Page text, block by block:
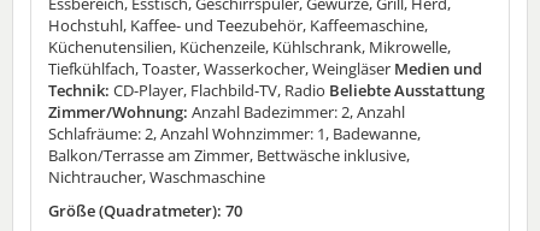
Hochstuhl, Kaffee- und Teezubehör, Kaffeemaschine,
Küchenutensilien, Küchenzeile, Kühlschrank, Mikrowelle,
Tiefkühlfach, Toaster, Wasserkocher, Weingläser Medien und
Technik: CD-Player, Flachbild-TV, Radio Beliebte Ausstattung
Zimmer/Wohnung: Anzahl Badezimmer: 2, Anzahl
Schlafräume: 2, Anzahl Wohnzimmer: 1, Badewanne,
Balkon/Terrasse am Zimmer, Bettwäsche inklusive,
Nichtraucher, Waschmaschine
Größe (Quadratmeter): 70